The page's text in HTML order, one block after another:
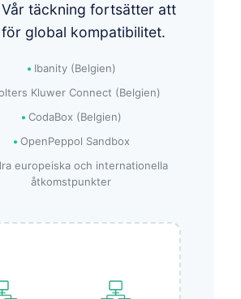
täckning fortsätter att
global kompatibilitet.
Ibanity (Belgien)
Kluwer Connect (Belgien)
CodaBox (Belgien)
OpenPeppol Sandbox
europeiska och internationella
åtkomstpunkter